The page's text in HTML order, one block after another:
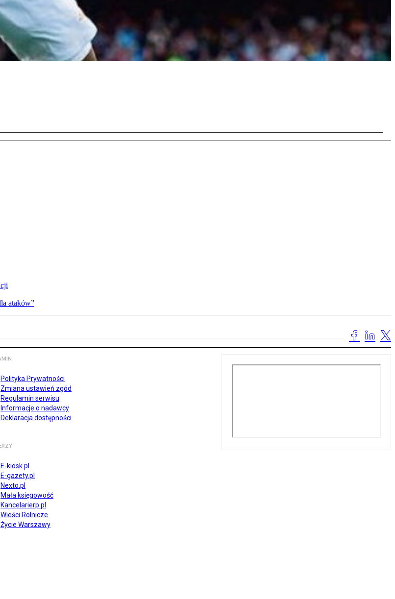
ataków”
Polityka Prywatności
Zmiana ustawień zgód
Regulamin serwisu
Informacje o nadawcy
Deklaracja dostępności
E-kiosk.pl
E-gazety.pl
Nexto.pl
Mała księgowość
Kancelarierp.pl
Wieści Rolnicze
Życie Warszawy